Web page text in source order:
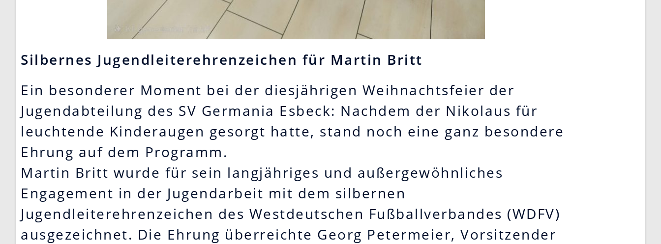
Silbernes Jugendleiterehrenzeichen für Martin Britt
Ein besonderer Moment bei der diesjährigen Weihnachtsfeier der
Jugendabteilung des SV Germania Esbeck: Nachdem der Nikolaus für
leuchtende Kinderaugen gesorgt hatte, stand noch eine ganz besondere
Ehrung auf dem Programm.
Martin Britt wurde für sein langjähriges und außergewöhnliches
Engagement in der Jugendarbeit mit dem silbernen
Jugendleiterehrenzeichen des Westdeutschen Fußballverbandes (WDFV)
ausgezeichnet. Die Ehrung überreichte Georg Petermeier, Vorsitzender